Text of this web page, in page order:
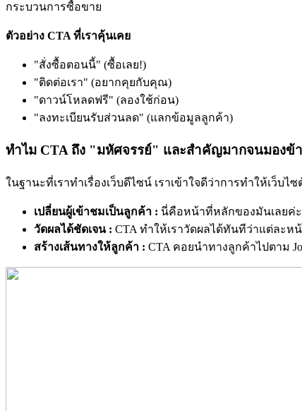
กระบวนการซื้อขาย
ตัวอย่าง CTA ที่เราคุ้นเคย
"สั่งซื้อตอนนี้" (ซื้อเลย!)
"ติดต่อเรา" (อยากคุยกับคุณ)
"ดาวน์โหลดฟรี" (ลองใช้ก่อน)
"ลงทะเบียนรับส่วนลด" (แลกข้อมูลลูกค้า)
ทำไม CTA ถึง "มหัศจรรย์" และสำคัญมากจนมองข้
ในฐานะที่เราทำเรื่องเว็บดีไซน์ เราเข้าใจดีว่าการทำให้เว็บ
เปลี่ยนผู้เข้าชมเป็นลูกค้า : นี่คือหน้าที่หลักของมันเลยค่ะ
วัดผลได้ชัดเจน : CTA ทำให้เราวัดผลได้ทันทีว่าแต่ละห
สร้างเส้นทางให้ลูกค้า : CTA คอยนำทางลูกค้าไปตาม